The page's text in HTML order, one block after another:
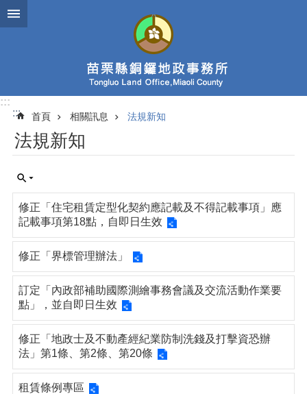
跳到主要內容區塊
:::
:::
首頁 相關訊息 法規新知
法規新知
修正「住宅租賃定型化契約應記載及不得記載事項」應
記載事項第18點，自即日生效
修正「界標管理辦法」
訂定「內政部補助國際測繪事務會議及交流活動作業要
點」，並自即日生效
修正「地政士及不動產經紀業防制洗錢及打擊資恐辦
法」第1條、第2條、第20條
租賃條例專區